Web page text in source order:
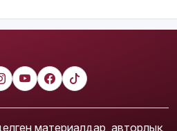
материалдар, авторлық